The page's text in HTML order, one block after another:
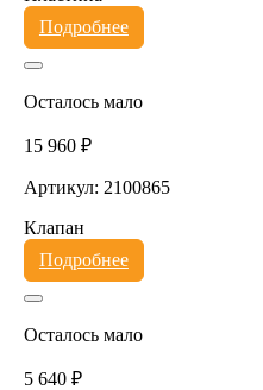
Подробнее
Осталось мало
15 960 ₽
Артикул: 2100865
Клапан
Подробнее
Осталось мало
5 640 ₽